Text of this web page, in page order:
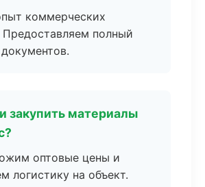
коммерческих
Предоставляем полный
закупить материалы
оптовые цены и
логистику на объект.